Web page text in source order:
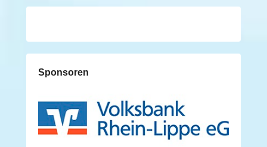
Sponsoren